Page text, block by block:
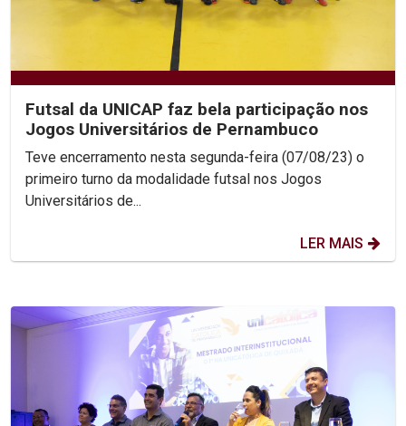
Futsal da UNICAP faz bela participação nos
Jogos Universitários de Pernambuco
Teve encerramento nesta segunda-feira (07/08/23) o
primeiro turno da modalidade futsal nos Jogos
Universitários de...
LER MAIS